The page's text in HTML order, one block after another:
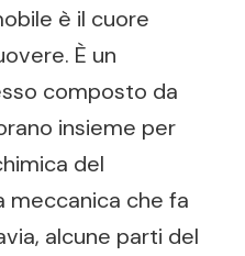
è il cuore
È un
composto da
insieme per
del
meccanica che fa
alcune parti del